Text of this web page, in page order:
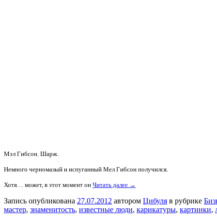
Мэл Гибсон. Шарж.
Немного черномазый и испуганный Мел Гибсон получился.
Хотя… может, в этот момент он Читать далее →
Запись опубликована 27.07.2012 автором Цибуля в рубрике
мастер, знаменитость, известные люди, карикатуры, картинки,